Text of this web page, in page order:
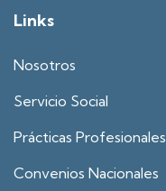
Links
Nosotros
Servicio Social
Prácticas Profesionales
Convenios Nacionales